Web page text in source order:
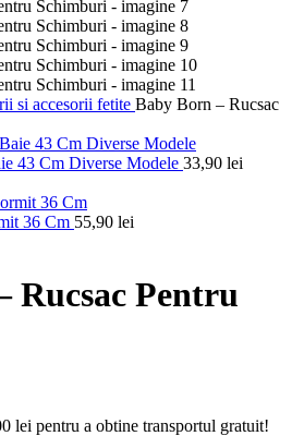
si accesorii fetite Baby Born – Rucsac
43 Cm Diverse Modele 33,90 lei
36 Cm 55,90 lei
Rucsac Pentru
lei pentru a obtine transportul gratuit!